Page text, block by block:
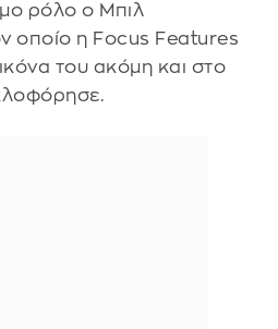
ρόλο ο Μπιλ
οποίο η Focus Features
του ακόμη και στο